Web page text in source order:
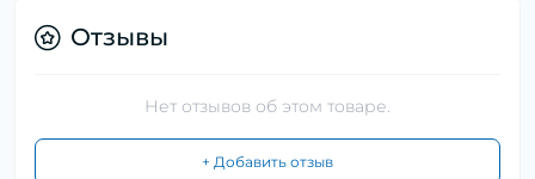
Отзывы
Нет отзывов об этом товаре.
+ Добавить отзыв